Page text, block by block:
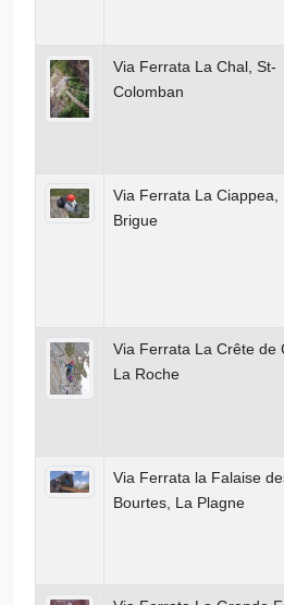
Via Ferrata La Chal, St-
Colomban
Via Ferrata La Ciappea,
Brigue
Via Ferrata La Crête de
La Roche
Via Ferrata la Falaise
Bourtes, La Plagne